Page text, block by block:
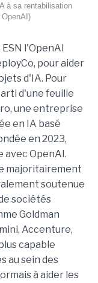
à sa rentabilisation
l'OpenAI
pour aider
d'IA. Pour
d'une feuille
une entreprise
en IA basé
en 2023,
avec OpenAI.
majoritairement
soutenue
sociétés
Goldman
Accenture,
capable
au sein des
à aider les